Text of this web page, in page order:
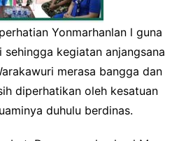
Yonmarhanlan l guna
sehingga kegiatan anjangsana
merasa bangga dan
diperhatikan oleh kesatuan
duhulu berdinas.